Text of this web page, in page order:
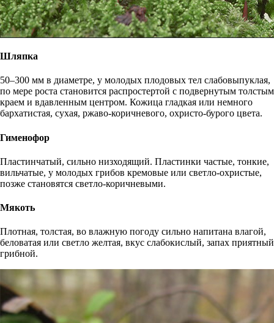
Шляпка
50–300 мм в диаметре, у молодых плодовых тел слабовыпуклая,
по мере роста становится распростертой с подвернутым толстым
краем и вдавленным центром. Кожица гладкая или немного
бархатистая, сухая, ржаво-коричневого, охристо-бурого цвета.
Гименофор
Пластинчатый, сильно низходящий. Пластинки частые, тонкие,
вильчатые, у молодых грибов кремовые или светло-охристые,
позже становятся светло-коричневыми.
Мякоть
Плотная, толстая, во влажную погоду сильно напитана влагой,
беловатая или светло желтая, вкус слабокислый, запах приятный
грибной.